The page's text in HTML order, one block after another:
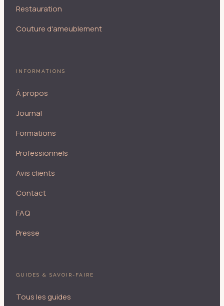
Restauration
Couture d'ameublement
INFORMATIONS
À propos
Journal
Formations
Professionnels
Avis clients
Contact
FAQ
Presse
GUIDES & SAVOIR-FAIRE
Tous les guides